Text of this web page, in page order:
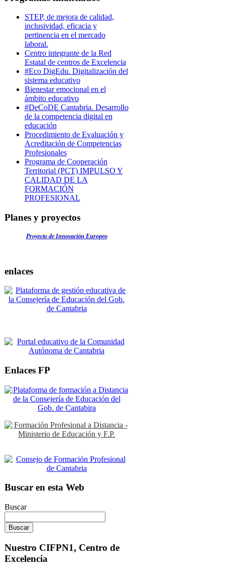
STEP, de mejora de calidad,
inclusividad, eficacia y
pertinencia en el mercado
laboral.
Centro integrante de la Red
Estatal de centros de Excelencia
#Eco DigEdu. Digitalización del
sistema educativo
Bienestar emocional en el
ámbito educativo
#DeCoDE Cantabria. Desarrollo
de la competencia digital en
educación
Procedimiento de Evaluación y
Acreditación de Competencias
Profesionales
Programa de Cooperación
Territorial (PCT) IMPULSO Y
CALIDAD DE LA
FORMACIÓN
PROFESIONAL
Planes y proyectos
Proyecto de Innovación Europeo
enlaces
Enlaces FP
Buscar en esta Web
Buscar
Nuestro CIFPN1, Centro de
Excelencia